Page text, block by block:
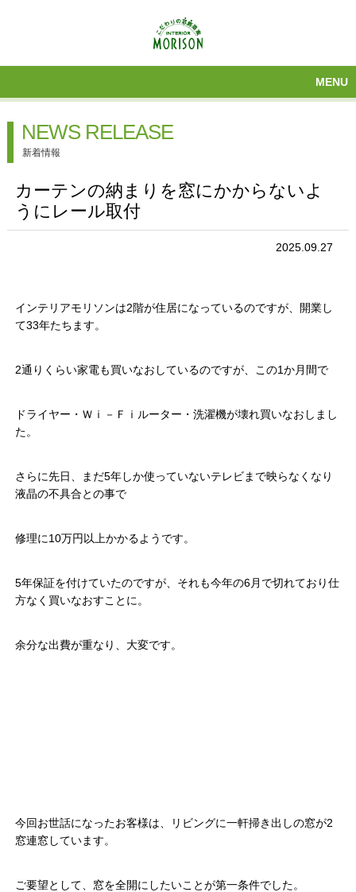
MENU
NEWS RELEASE
新着情報
カーテンの納まりを窓にかからないよ
うにレール取付
2025.09.27
インテリアモリソンは2階が住居になっているのですが、開業し
て33年たちます。
2通りくらい家電も買いなおしているのですが、この1か月間で
ドライヤー・Ｗｉ－Ｆｉルーター・洗濯機が壊れ買いなおしまし
た。
さらに先日、まだ5年しか使っていないテレビまで映らなくなり
液晶の不具合との事で
修理に10万円以上かかるようです。
5年保証を付けていたのですが、それも今年の6月で切れており仕
方なく買いなおすことに。
余分な出費が重なり、大変です。
今回お世話になったお客様は、リビングに一軒掃き出しの窓が2
窓連窓しています。
ご要望として、窓を全開にしたいことが第一条件でした。